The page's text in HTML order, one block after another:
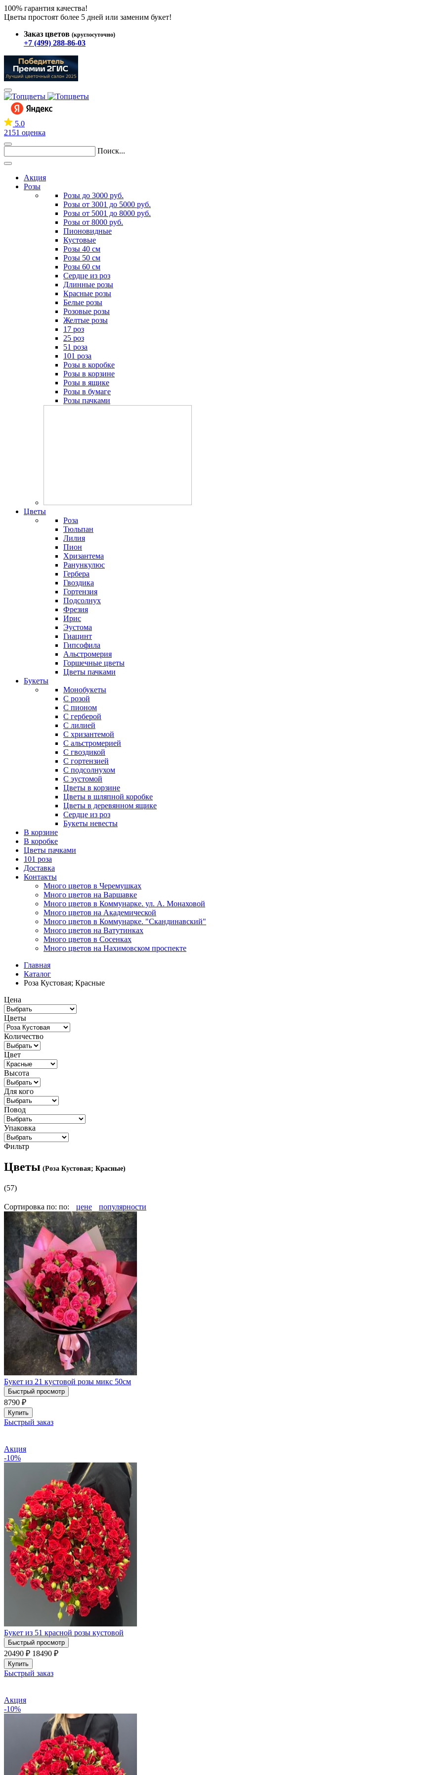
100% гарантия качества!
Цветы простоят более 5 дней или заменим букет!
Заказ цветов (круглосуточно)
+7 (499) 288-86-03
5.0
2151 оценка
Поиск...
Акция
Розы
Розы до 3000 руб.
Розы от 3001 до 5000 руб.
Розы от 5001 до 8000 руб.
Розы от 8000 руб.
Пионовидные
Кустовые
Розы 40 см
Розы 50 см
Розы 60 см
Сердце из роз
Длинные розы
Красные розы
Белые розы
Розовые розы
Желтые розы
17 роз
25 роз
51 роза
101 роза
Розы в коробке
Розы в корзине
Розы в ящике
Розы в бумаге
Розы пачками
Цветы
Роза
Тюльпан
Лилия
Пион
Хризантема
Ранункулюс
Гербера
Гвоздика
Гортензия
Подсолнух
Фрезия
Ирис
Эустома
Гиацинт
Гипсофила
Альстромерия
Горшечные цветы
Цветы пачками
Букеты
Монобукеты
С розой
С пионом
С герберой
С лилией
С хризантемой
С альстромерией
С гвоздикой
С гортензией
С подсолнухом
С эустомой
Цветы в корзине
Цветы в шляпной коробке
Цветы в деревянном ящике
Сердце из роз
Букеты невесты
В корзине
В коробке
Цветы пачками
101 роза
Доставка
Контакты
Много цветов в Черемушках
Много цветов на Варшавке
Много цветов в Коммунарке. ул. А. Монаховой
Много цветов на Академической
Много цветов в Коммунарке. "Скандинавский"
Много цветов на Ватутинках
Много цветов в Сосенках
Много цветов на Нахимовском проспекте
Главная
Каталог
Роза Кустовая; Красные
Цена
Цветы
Количество
Цвет
Высота
Для кого
Повод
Упаковка
Фильтр
Цветы (Роза Кустовая; Красные)
(57)
Сортировка по: по: цене популярности
Букет из 21 кустовой розы микс 50см
Быстрый просмотр
8790 ₽
Купить
Быстрый заказ
Акция
-10%
Букет из 51 красной розы кустовой
Быстрый просмотр
20490 ₽ 18490 ₽
Купить
Быстрый заказ
Акция
-10%